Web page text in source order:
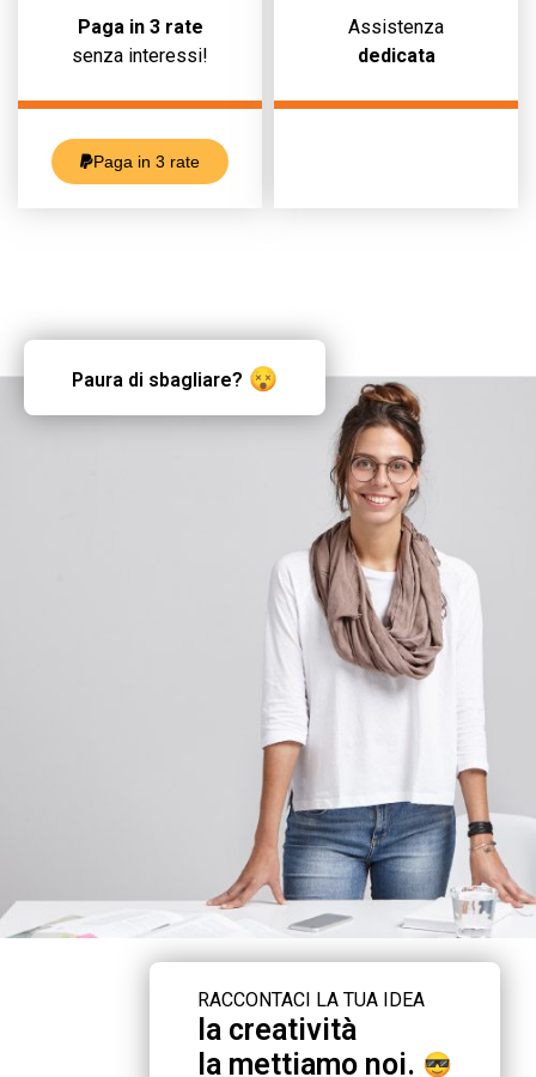
Paga in 3 rate
senza interessi!
Paga in 3 rate
Assistenza
dedicata
Paura di sbagliare?
RACCONTACI LA TUA IDEA
la creatività
la mettiamo noi.